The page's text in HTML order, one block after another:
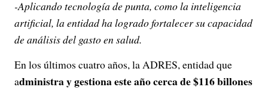
-Aplicando tecnología de punta, como la inteligencia
artificial, la entidad ha logrado fortalecer su capacidad
de análisis del gasto en salud.
En los últimos cuatro años, la ADRES, entidad que
administra y gestiona este año cerca de $116 billones